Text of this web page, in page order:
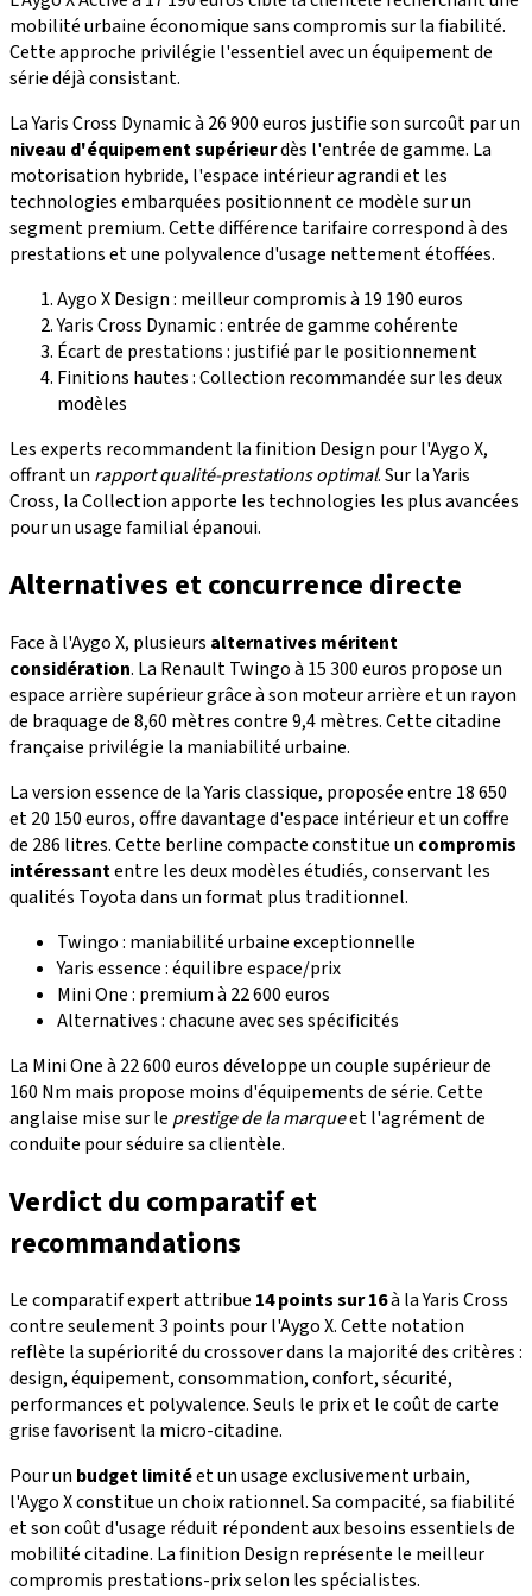
mobilité urbaine économique sans compromis sur la fiabilité.
Cette approche privilégie l'essentiel avec un équipement de
série déjà consistant.
La Yaris Cross Dynamic à 26 900 euros justifie son surcoût par un
niveau d'équipement supérieurdès l'entrée de gamme. La
motorisation hybride, l'espace intérieur agrandi et les
technologies embarquées positionnent ce modèle sur un
segment premium. Cette différence tarifaire correspond à des
prestations et une polyvalence d'usage nettement étoffées.
Aygo X Design : meilleur compromis à 19 190 euros
Yaris Cross Dynamic : entrée de gamme cohérente
Écart de prestations : justifié par le positionnement
Finitions hautes : Collection recommandée sur les deux
modèles
Les experts recommandent la finition Design pour l'Aygo X,
offrant un rapport qualité-prestations optimal. Sur la Yaris
Cross, la Collection apporte les technologies les plus avancées
pour un usage familial épanoui.
Alternatives et concurrence directe
Face à l'Aygo X, plusieurs alternatives méritent
considération. La Renault Twingo à 15 300 euros propose un
espace arrière supérieur grâce à son moteur arrière et un rayon
de braquage de 8,60 mètres contre 9,4 mètres. Cette citadine
française privilégie la maniabilité urbaine.
La version essence de la Yaris classique, proposée entre 18 650
et 20 150 euros, offre davantage d'espace intérieur et un coffre
de 286 litres. Cette berline compacte constitue un compromis
intéressantentre les deux modèles étudiés, conservant les
qualités Toyota dans un format plus traditionnel.
Twingo : maniabilité urbaine exceptionnelle
Yaris essence : équilibre espace/prix
Mini One : premium à 22 600 euros
Alternatives : chacune avec ses spécificités
La Mini One à 22 600 euros développe un couple supérieur de
160 Nm mais propose moins d'équipements de série. Cette
anglaise mise sur le prestige de la marqueet l'agrément de
conduite pour séduire sa clientèle.
Verdict du comparatif et
recommandations
Le comparatif expert attribue 14 points sur 16à la Yaris Cross
contre seulement 3 points pour l'Aygo X. Cette notation
reflète la supériorité du crossover dans la majorité des critères :
design, équipement, consommation, confort, sécurité,
performances et polyvalence. Seuls le prix et le coût de carte
grise favorisent la micro-citadine.
Pour un budget limitéet un usage exclusivement urbain,
l'Aygo X constitue un choix rationnel. Sa compacité, sa fiabilité
et son coût d'usage réduit répondent aux besoins essentiels de
mobilité citadine. La finition Design représente le meilleur
compromis prestations-prix selon les spécialistes.